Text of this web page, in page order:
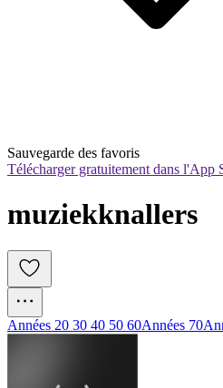
Sauvegarde des favoris
Télécharger gratuitement dans l'App
muziekknallers
Années 20 30 40 50 60Années 70